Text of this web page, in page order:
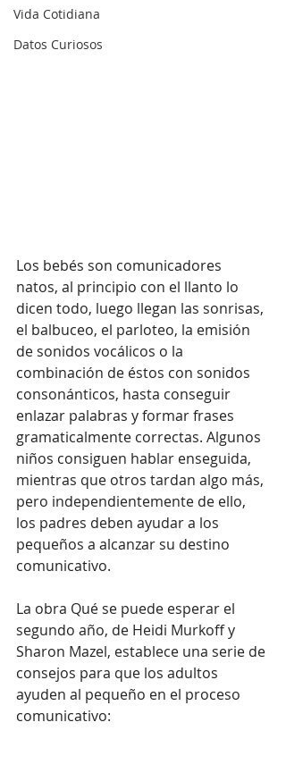
Vida Cotidiana
Datos Curiosos
Los bebés son comunicadores
natos, al principio con el llanto lo
dicen todo, luego llegan las sonrisas,
el balbuceo, el parloteo, la emisión
de sonidos vocálicos o la
combinación de éstos con sonidos
consonánticos, hasta conseguir
enlazar palabras y formar frases
gramaticalmente correctas. Algunos
niños consiguen hablar enseguida,
mientras que otros tardan algo más,
pero independientemente de ello,
los padres deben ayudar a los
pequeños a alcanzar su destino
comunicativo.
La obra Qué se puede esperar el
segundo año, de Heidi Murkoff y
Sharon Mazel, establece una serie de
consejos para que los adultos
ayuden al pequeño en el proceso
comunicativo: